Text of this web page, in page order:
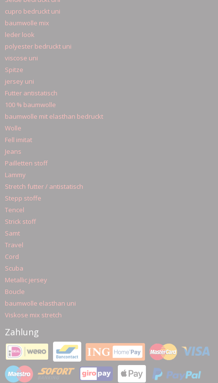
cupro bedruckt uni
baumwolle mix
leder look
polyester bedruckt uni
viscose uni
Spitze
jersey uni
Futter antistatisch
100 % baumwolle
baumwolle mit elasthan bedruckt
Wolle
Fell imitat
Jeans
Pailletten stoff
Lammy
Stretch futter / antistatisch
Stepp stoffe
Tencel
Strick stoff
Samt
Travel
Cord
Scuba
Metallic jersey
Boucle
baumwolle elasthan uni
Viskose mix stretch
Zahlung